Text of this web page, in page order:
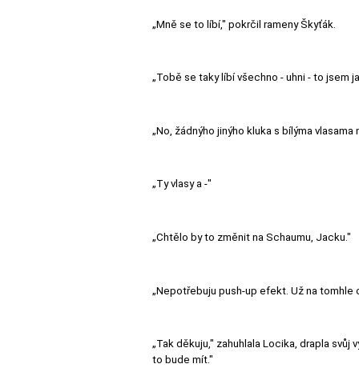
„Mně se to líbí," pokrčil rameny Škyťák.
„Tobě se taky líbí všechno - uhni - to jsem
„No, žádnýho jinýho kluka s bílýma
„Ty vlasy a -"
„Chtělo by to změnit na Schaumu, Jacku."
„Nepotřebuju push-up efekt. Už na tomhle
„Tak děkuju," zahuhlala Locika, drapla
to bude mít."